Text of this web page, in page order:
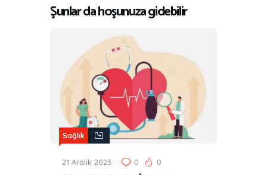
Şunlar da hoşunuza gidebilir
Sağlık
21 Aralık 2023 0 0